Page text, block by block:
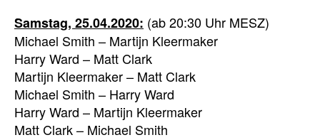
Samstag, 25.04.2020: (ab 20:30 Uhr MESZ)
Michael Smith – Martijn Kleermaker
Harry Ward – Matt Clark
Martijn Kleermaker – Matt Clark
Michael Smith – Harry Ward
Harry Ward – Martijn Kleermaker
Matt Clark – Michael Smith